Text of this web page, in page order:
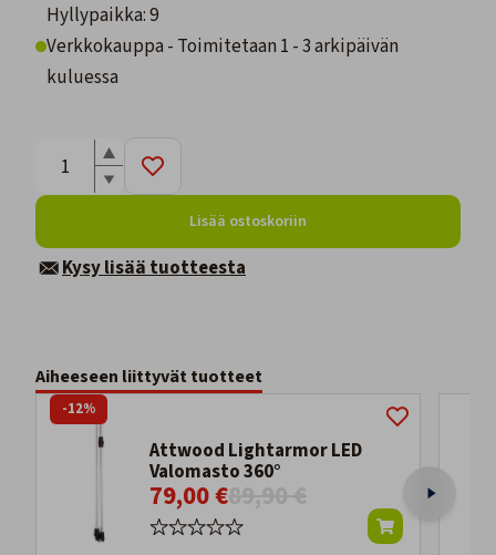
Hyllypaikka: 9
Verkkokauppa - Toimitetaan 1 - 3 arkipäivän
kuluessa
Lisää ostoskoriin
Kysy lisää tuotteesta
Aiheeseen liittyvät tuotteet
Attwood Lightarmor LED
Valomasto 360°
79,00 €89,90 €
-12%